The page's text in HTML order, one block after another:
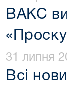
ВАКС
31 липня
Всі